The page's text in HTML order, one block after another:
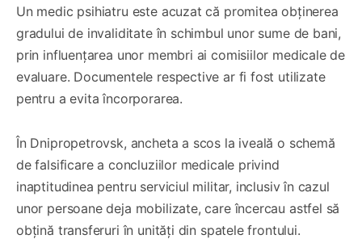
Un medic psihiatru este acuzat că promitea obținerea
gradului de invaliditate în schimbul unor sume de bani,
prin influențarea unor membri ai comisiilor medicale de
evaluare. Documentele respective ar fi fost utilizate
pentru a evita încorporarea.
În Dnipropetrovsk, ancheta a scos la iveală o schemă
de falsificare a concluziilor medicale privind
inaptitudinea pentru serviciul militar, inclusiv în cazul
unor persoane deja mobilizate, care încercau astfel să
obțină transferuri în unități din spatele frontului.